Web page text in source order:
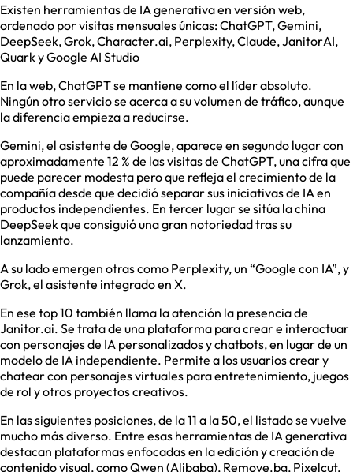
Existen herramientas de IA generativa en versión web,
ordenado por visitas mensuales únicas: ChatGPT, Gemini,
DeepSeek, Grok, Character.ai, Perplexity, Claude, JanitorAI,
Quark y Google AI Studio
En la web, ChatGPT se mantiene como el líder absoluto.
Ningún otro servicio se acerca a su volumen de tráfico, aunque
la diferencia empieza a reducirse.
Gemini, el asistente de Google, aparece en segundo lugar con
aproximadamente 12 % de las visitas de ChatGPT, una cifra que
puede parecer modesta pero que refleja el crecimiento de la
compañía desde que decidió separar sus iniciativas de IA en
productos independientes. En tercer lugar se sitúa la china
DeepSeek que consiguió una gran notoriedad tras su
lanzamiento.
A su lado emergen otras como Perplexity, un “Google con IA”, y
Grok, el asistente integrado en X.
En ese top 10 también llama la atención la presencia de
Janitor.ai. Se trata de una plataforma para crear e interactuar
con personajes de IA personalizados y chatbots, en lugar de un
modelo de IA independiente. Permite a los usuarios crear y
chatear con personajes virtuales para entretenimiento, juegos
de rol y otros proyectos creativos.
En las siguientes posiciones, de la 11 a la 50, el listado se vuelve
mucho más diverso. Entre esas herramientas de IA generativa
destacan plataformas enfocadas en la edición y creación de
contenido visual, como Qwen (Alibaba), Remove.bg, Pixelcut,